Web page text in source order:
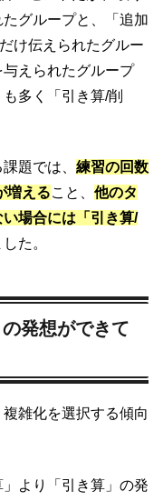
グループと、「追加
け伝えられたグルー
えられたグループ
多く「引き算/削
題では、 練習の回数
増えること、 他のタ
場合には「引き算/
た。
発想ができて
雑化を選択する傾向
」より「引き算」の発